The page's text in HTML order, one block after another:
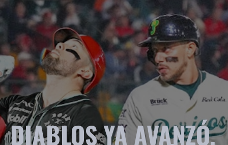
DIABLOS YA AVANZÓ,